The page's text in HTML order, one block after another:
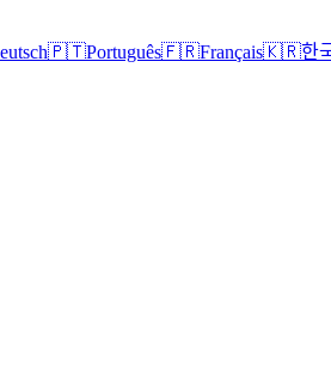
🇵🇹Português🇫🇷Français🇰🇷한